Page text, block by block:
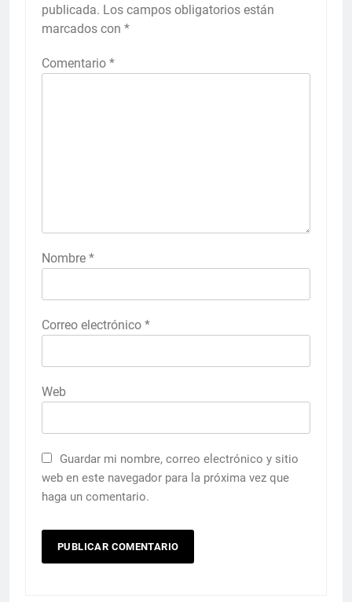
publicada. Los campos obligatorios están
marcados con *
Comentario *
Nombre *
Correo electrónico *
Web
Guardar mi nombre, correo electrónico y sitio
web en este navegador para la próxima vez que
haga un comentario.